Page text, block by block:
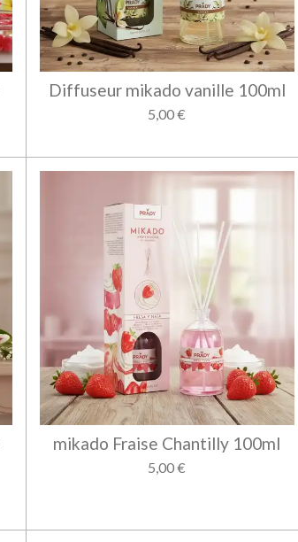
Diffuseur mikado vanille 100ml
5,00 €
mikado Fraise Chantilly 100ml
5,00 €